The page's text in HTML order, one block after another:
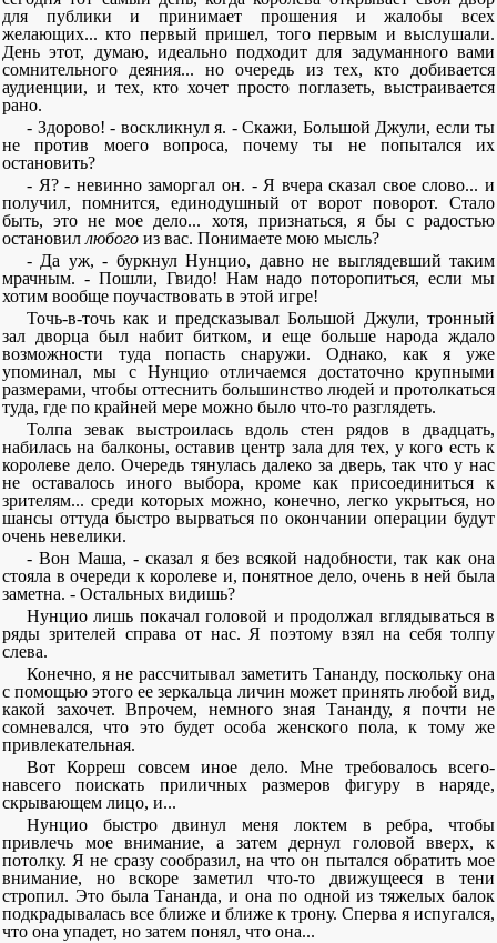
для публики и принимает прошения и жалобы всех
желающих... кто первый пришел, того первым и выслушали.
День этот, думаю, идеально подходит для задуманного вами
сомнительного деяния... но очередь из тех, кто добивается
аудиенции, и тех, кто хочет просто поглазеть, выстраивается
рано.
- Здорово! - воскликнул я. - Скажи, Большой Джули, если ты
не против моего вопроса, почему ты не попытался их
остановить?
- Я? - невинно заморгал он. - Я вчера сказал свое слово... и
получил, помнится, единодушный от ворот поворот. Стало
быть, это не мое дело... хотя, признаться, я бы с радостью
остановил любого из вас. Понимаете мою мысль?
- Да уж, - буркнул Нунцио, давно не выглядевший таким
мрачным. - Пошли, Гвидо! Нам надо поторопиться, если мы
хотим вообще поучаствовать в этой игре!
Точь-в-точь как и предсказывал Большой Джули, тронный
зал дворца был набит битком, и еще больше народа ждало
возможности туда попасть снаружи. Однако, как я уже
упоминал, мы с Нунцио отличаемся достаточно крупными
размерами, чтобы оттеснить большинство людей и протолкаться
туда, где по крайней мере можно было что-то разглядеть.
Толпа зевак выстроилась вдоль стен рядов в двадцать,
набилась на балконы, оставив центр зала для тех, у кого есть к
королеве дело. Очередь тянулась далеко за дверь, так что у нас
не оставалось иного выбора, кроме как присоединиться к
зрителям... среди которых можно, конечно, легко укрыться, но
шансы оттуда быстро вырваться по окончании операции будут
очень невелики.
- Вон Маша, - сказал я без всякой надобности, так как она
стояла в очереди к королеве и, понятное дело, очень в ней была
заметна. - Остальных видишь?
Нунцио лишь покачал головой и продолжал вглядываться в
ряды зрителей справа от нас. Я поэтому взял на себя толпу
слева.
Конечно, я не рассчитывал заметить Тананду, поскольку она
с помощью этого ее зеркальца личин может принять любой вид,
какой захочет. Впрочем, немного зная Тананду, я почти не
сомневался, что это будет особа женского пола, к тому же
привлекательная.
Вот Корреш совсем иное дело. Мне требовалось всего-
навсего поискать приличных размеров фигуру в наряде,
скрывающем лицо, и...
Нунцио быстро двинул меня локтем в ребра, чтобы
привлечь мое внимание, а затем дернул головой вверх, к
потолку. Я не сразу сообразил, на что он пытался обратить мое
внимание, но вскоре заметил что-то движущееся в тени
стропил. Это была Тананда, и она по одной из тяжелых балок
подкрадывалась все ближе и ближе к трону. Сперва я испугался,
что она упадет, но затем понял, что она...